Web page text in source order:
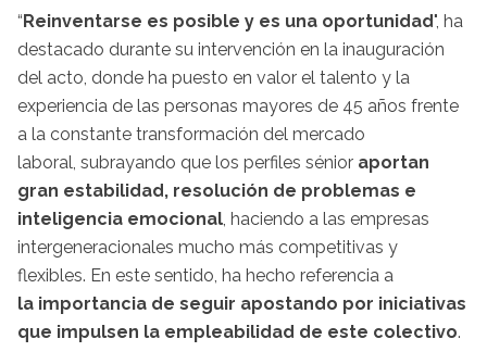
“Reinventarse es posible y es una oportunidad", ha
destacado durante su intervención en la inauguración
del acto, donde ha puesto en valor el talento y la
experiencia de las personas mayores de 45 años frente
a la constante transformación del mercado
laboral, subrayando que los perfiles sénior aportan
gran estabilidad, resolución de problemas e
inteligencia emocional, haciendo a las empresas
intergeneracionales mucho más competitivas y
flexibles. En este sentido, ha hecho referencia a
la importancia de seguir apostando por iniciativas
que impulsen la empleabilidad de este colectivo.